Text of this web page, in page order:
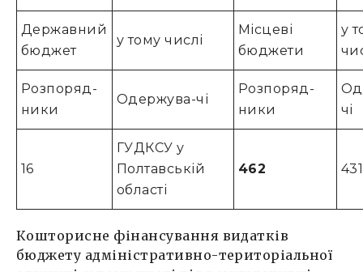
Державний
бюджет
у тому числі
Місцеві
бюджети
у
Розпоряд-
ники
Одержува-чі
Розпоряд-
ники
чі
16
ГУДКСУ у
Полтавській
області
462 431
Кошторисне фінансування видатків
бюджету адміністративно-територіальної